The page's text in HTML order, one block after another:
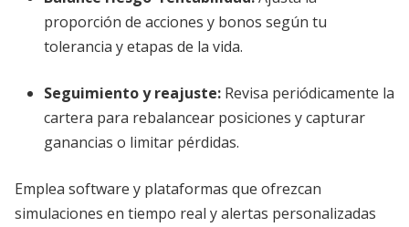
proporción de acciones y bonos según tu
tolerancia y etapas de la vida.
Seguimiento y reajuste: Revisa periódicamente la
cartera para rebalancear posiciones y capturar
ganancias o limitar pérdidas.
Emplea software y plataformas que ofrezcan
simulaciones en tiempo real y alertas personalizadas